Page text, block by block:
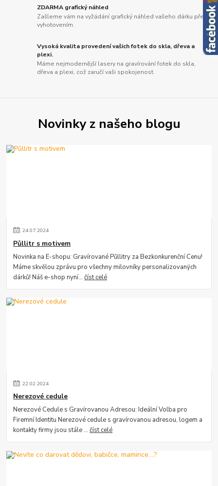
ZDARMA grafický náhled
Zašleme vám na vyžádání grafický náhled vašeho dárku před
vyhotovením.
Vysoká kvalita provedení vašich fotek do skla, dřeva a
plexi.
Máme nejmodernější lasery na gravírování fotek do skla,
dřeva a plexi, což zaručí vaši spokojenost.
Novinky z našeho blogu
24.07.2024
Půllitr s motivem
Novinka na E-shopu: Gravírované Půllitry za Bezkonkurenční Cenu!
Máme skvělou zprávu pro všechny milovníky personalizovaných
dárků! Náš e-shop nyní...číst celé
22.02.2024
Nerezové cedule
Nerezové Cedule s Gravírovanou Adresou: Ideální Volba pro
Firemní Identitu Nerezové cedule s gravírovanou adresou, logem a
kontakty firmy jsou stále ...číst celé